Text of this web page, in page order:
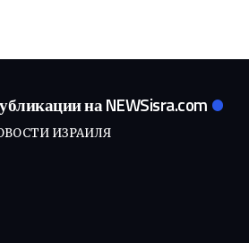
на NEWSisra.com
ИЗРАИЛЯ